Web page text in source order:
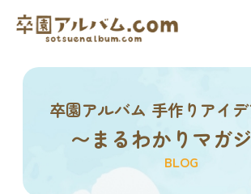
卒園アルバム 手作りアイ
〜まるわかりマガ
BLOG